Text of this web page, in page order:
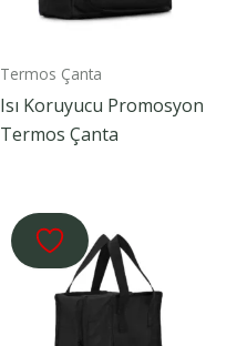
Termos Çanta
Isı Koruyucu Promosyon
Termos Çanta